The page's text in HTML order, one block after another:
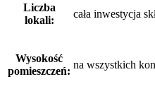
Liczba
lokali:
cała inwestycja
Wysokość
pomieszczeń:
na wszystkich